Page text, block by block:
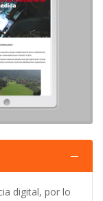
digital, por lo